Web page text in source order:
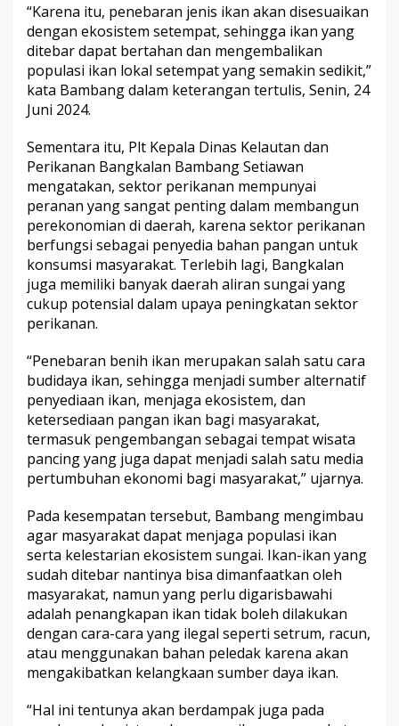
e
g
a
n
“Karena itu, penebaran jenis ikan akan disesuaikan
dengan ekosistem setempat, sehingga ikan yang
ditebar dapat bertahan dan mengembalikan
populasi ikan lokal setempat yang semakin sedikit,”
kata Bambang dalam keterangan tertulis, Senin, 24
Juni 2024.
Sementara itu, Plt Kepala Dinas Kelautan dan
Perikanan Bangkalan Bambang Setiawan
mengatakan, sektor perikanan mempunyai
peranan yang sangat penting dalam membangun
perekonomian di daerah, karena sektor perikanan
berfungsi sebagai penyedia bahan pangan untuk
konsumsi masyarakat. Terlebih lagi, Bangkalan
juga memiliki banyak daerah aliran sungai yang
cukup potensial dalam upaya peningkatan sektor
perikanan.
“Penebaran benih ikan merupakan salah satu cara
budidaya ikan, sehingga menjadi sumber alternatif
penyediaan ikan, menjaga ekosistem, dan
ketersediaan pangan ikan bagi masyarakat,
termasuk pengembangan sebagai tempat wisata
pancing yang juga dapat menjadi salah satu media
pertumbuhan ekonomi bagi masyarakat,” ujarnya.
Pada kesempatan tersebut, Bambang mengimbau
agar masyarakat dapat menjaga populasi ikan
serta kelestarian ekosistem sungai. Ikan-ikan yang
sudah ditebar nantinya bisa dimanfaatkan oleh
masyarakat, namun yang perlu digarisbawahi
adalah penangkapan ikan tidak boleh dilakukan
dengan cara-cara yang ilegal seperti setrum, racun,
atau menggunakan bahan peledak karena akan
mengakibatkan kelangkaan sumber daya ikan.
“Hal ini tentunya akan berdampak juga pada